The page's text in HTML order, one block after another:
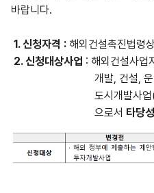
바랍니다.
1.신청자격 : 해외건설촉진법령
2.신청대상사업 : 해외건설사업
개발, 건설,
도시개발사업
으로서 타당